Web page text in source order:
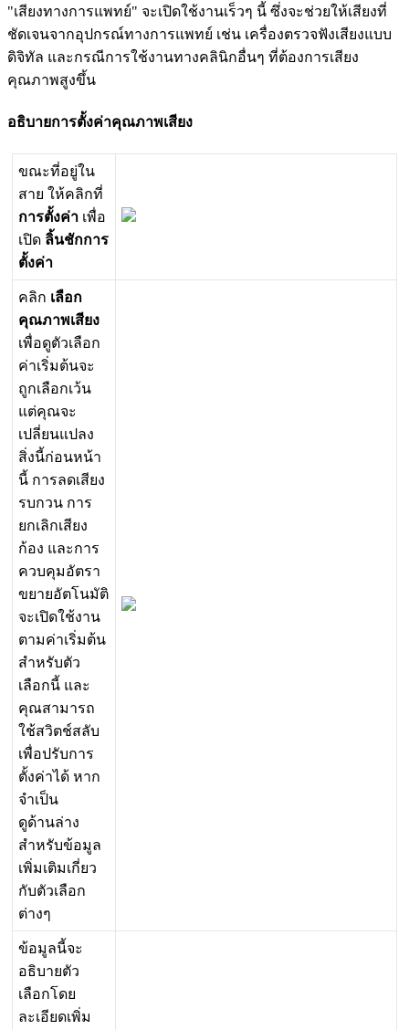
"เสยงทางการแพทย" จะเปดใชงานเรวๆ น ซงจะชวยใหเสยงท
ชดเจนจากอปกรณทางการแพทย เชน เครองตรวจฟงเสยงแบบ
ดจทล และกรณการใชงานทางคลนกอนๆ ทตองการเสยง
คณภาพสงขน
อธบายการตงคาคณภาพเสยง
ขณะทอยใน
สาย ใหคลกท
การตงคา เพอ
เปด ลนชกการ
ตงคา
คลก เลอก
คณภาพเสยง
เพอดตวเลอก
คาเรมตนจะ
ถกเลอกเวน
แตคณจะ
เปลยนแปลง
สงนกอนหนา
น การลดเสยง
รบกวน การ
ยกเลกเสยง
กอง และการ
ควบคมอตรา
ขยายอตโนมต
จะเปดใชงาน
ตามคาเรมตน
สหรบตว
เลอกน และ
คณสามารถ
ใชสวตชสลบ
เพอปรบการ
ตงคาได หาก
จเปน
ดดานลาง
สหรบขอมล
เพมเตมเกยว
กบตวเลอก
ตางๆ
ขอมลนจะ
อธบายตว
เลอกโดย
ละเอยดเพม